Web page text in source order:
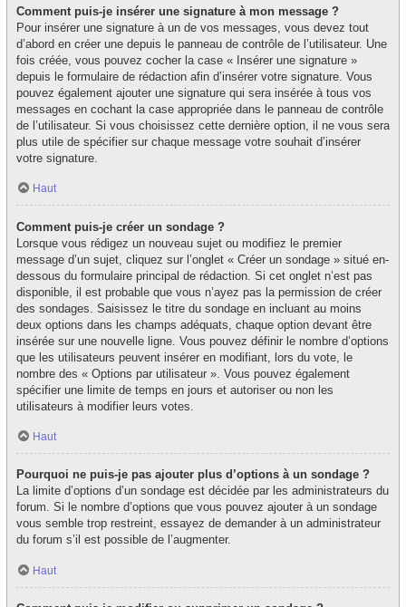
Comment puis-je insérer une signature à mon message ?
Pour insérer une signature à un de vos messages, vous devez tout
d’abord en créer une depuis le panneau de contrôle de l’utilisateur. Une
fois créée, vous pouvez cocher la case « Insérer une signature »
depuis le formulaire de rédaction afin d’insérer votre signature. Vous
pouvez également ajouter une signature qui sera insérée à tous vos
messages en cochant la case appropriée dans le panneau de contrôle
de l’utilisateur. Si vous choisissez cette dernière option, il ne vous sera
plus utile de spécifier sur chaque message votre souhait d’insérer
votre signature.
Haut
Comment puis-je créer un sondage ?
Lorsque vous rédigez un nouveau sujet ou modifiez le premier
message d’un sujet, cliquez sur l’onglet « Créer un sondage » situé en-
dessous du formulaire principal de rédaction. Si cet onglet n’est pas
disponible, il est probable que vous n’ayez pas la permission de créer
des sondages. Saisissez le titre du sondage en incluant au moins
deux options dans les champs adéquats, chaque option devant être
insérée sur une nouvelle ligne. Vous pouvez définir le nombre d’options
que les utilisateurs peuvent insérer en modifiant, lors du vote, le
nombre des « Options par utilisateur ». Vous pouvez également
spécifier une limite de temps en jours et autoriser ou non les
utilisateurs à modifier leurs votes.
Haut
Pourquoi ne puis-je pas ajouter plus d’options à un sondage ?
La limite d’options d’un sondage est décidée par les administrateurs du
forum. Si le nombre d’options que vous pouvez ajouter à un sondage
vous semble trop restreint, essayez de demander à un administrateur
du forum s’il est possible de l’augmenter.
Haut